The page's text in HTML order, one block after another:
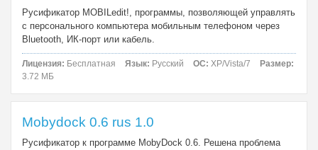
Русификатор MOBILedit!, программы, позволяющей управлять
с персонального компьютера мобильным телефоном через
Bluetooth, ИК-порт или кабель.
Лицензия: Бесплатная Язык: Русский ОС: XP/Vista/7
Размер:
3.72 МБ
Mobydock 0.6 rus 1.0
Русификатор к программе MobyDock 0.6. Решена проблема